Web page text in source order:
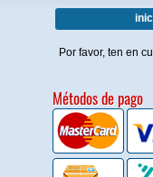
Por favor, ten en
Métodos de pago